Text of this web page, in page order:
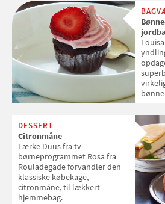
DESSERT
Citronmåne
Lærke Duus fra tv-
børneprogrammet Rosa fra
Rouladegade forvandler den
klassiske købekage,
citronmåne, til lækkert
hjemmebag.